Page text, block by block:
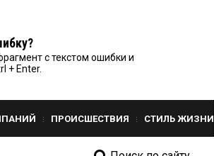
с текстом ошибки и
+ Enter.
ПРОИСШЕСТВИЯ СТИЛЬ ЖИЗНИ